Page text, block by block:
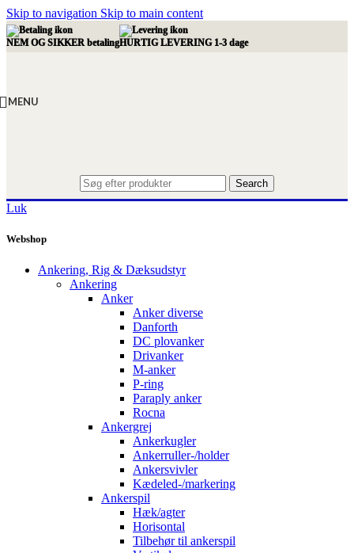
Skip to navigation Skip to main content
NEM OG SIKKER betalingHURTIG LEVERING 1-3 dage
MENU
Search
Luk
Webshop
Ankering, Rig & Dæksudstyr
Ankering
Anker
Anker diverse
Danforth
DC plovanker
Drivanker
M-anker
P-ring
Paraply anker
Rocna
Ankergrej
Ankerkugler
Ankerruller-/holder
Ankersvivler
Kædeled-/markering
Ankerspil
Hæk/agter
Horisontal
Tilbehør til ankerspil